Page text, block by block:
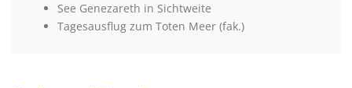
See Genezareth in Sichtweite
Tagesausflug zum Toten Meer (fak.)